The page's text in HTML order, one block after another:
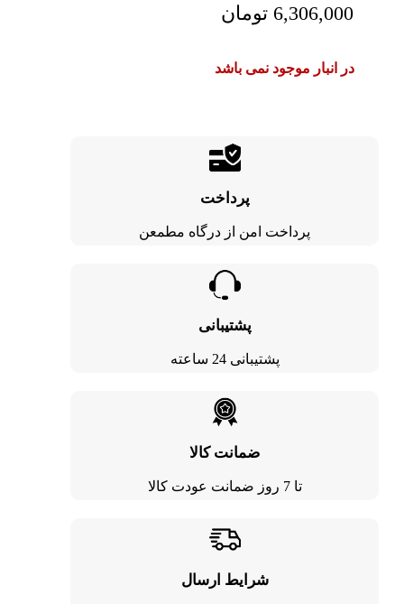
6,306,000 تومان
در انبار موجود نمی باشد
پرداخت
پرداخت امن از درگاه مطمعن
پشتیبانی
پشتیبانی 24 ساعته
ضمانت کالا
تا 7 روز ضمانت عودت کالا
شرایط ارسال